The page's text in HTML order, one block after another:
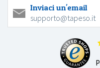
Inviaci un'email
supporto@tapeso.it